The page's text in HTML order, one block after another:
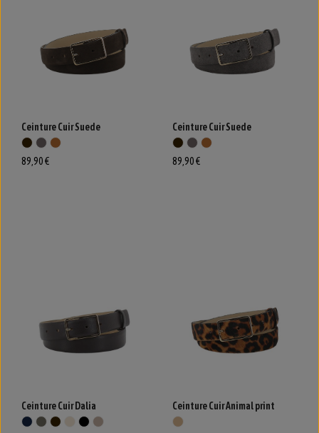
Ceinture Cuir Suede
89,90 €
Ceinture Cuir Suede
89,90 €
Ceinture Cuir Dalia Ceinture Cuir Animal print